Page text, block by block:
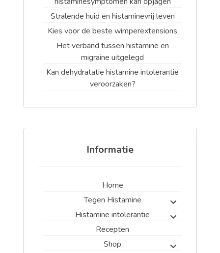
Stralende huid en histaminevrij leven
Kies voor de beste wimperextensions
Het verband tussen histamine en
migraine uitgelegd
Kan dehydratatie histamine intolerantie
veroorzaken?
Informatie
Home
Tegen Histamine
Histamine intolerantie
Recepten
Shop